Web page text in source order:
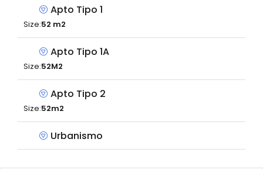
Apto Tipo 1
Size:52 m2
Apto Tipo 1A
Size:52M2
Apto Tipo 2
Size:52m2
Urbanismo